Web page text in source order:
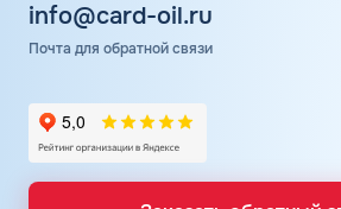
info@card-oil.ru
Почта для обратной связи